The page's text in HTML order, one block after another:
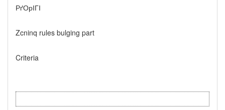
РґОрІГІ
Zcninq rules bulging part
Criteria